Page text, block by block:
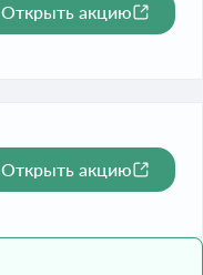
Открыть акцию
Открыть акцию